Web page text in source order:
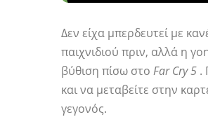
Δεν είχα μπερδευτεί με
παιχνιδιού πριν, αλλά η
βύθιση πίσω στο Far Cry 5 .
και να μεταβείτε στην
γεγονός.